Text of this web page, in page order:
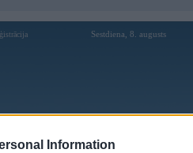
Information
Sestdiena, 8. augusts
Lietotāji